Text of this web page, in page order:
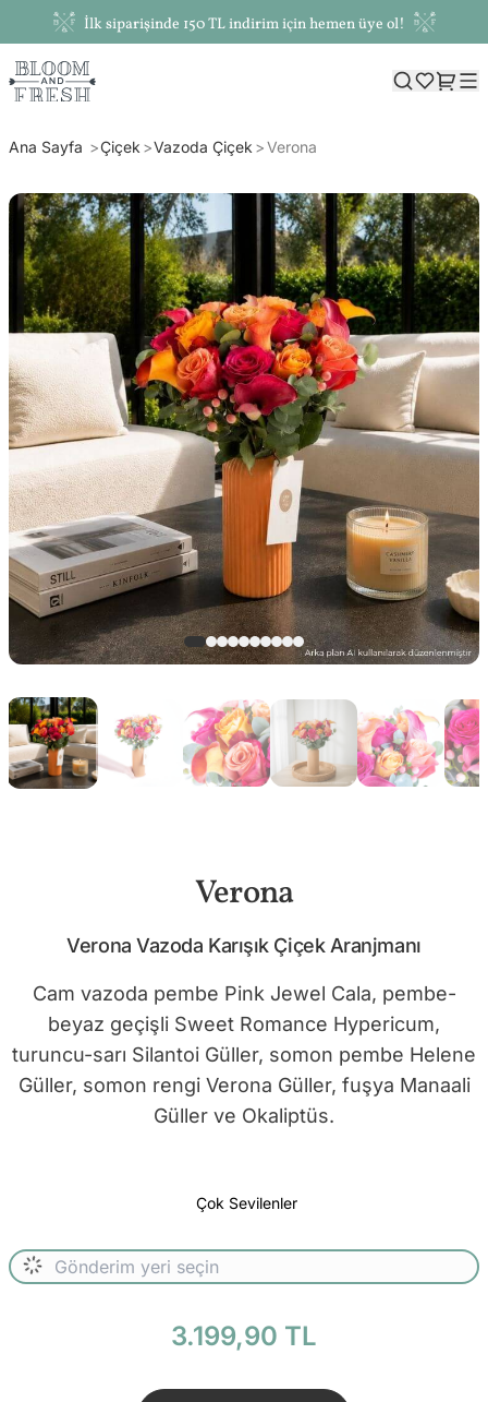
İlk siparişinde 150 TL indirim için hemen üye ol!
Ana Sayfa Çiçek Vazoda Çiçek Verona
Verona
Verona Vazoda Karışık Çiçek Aranjmanı
Cam vazoda pembe Pink Jewel Cala, pembe-
beyaz geçişli Sweet Romance Hypericum,
turuncu-sarı Silantoi Güller, somon pembe Helene
Güller, somon rengi Verona Güller, fuşya Manaali
Güller ve Okaliptüs.
Çok Sevilenler
3.199,90 TL